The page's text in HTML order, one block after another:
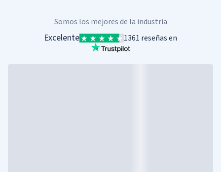
Somos los mejores de la industria
Excelente 1361 reseñas en